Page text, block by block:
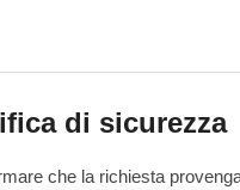
di sicurezza
che la richiesta